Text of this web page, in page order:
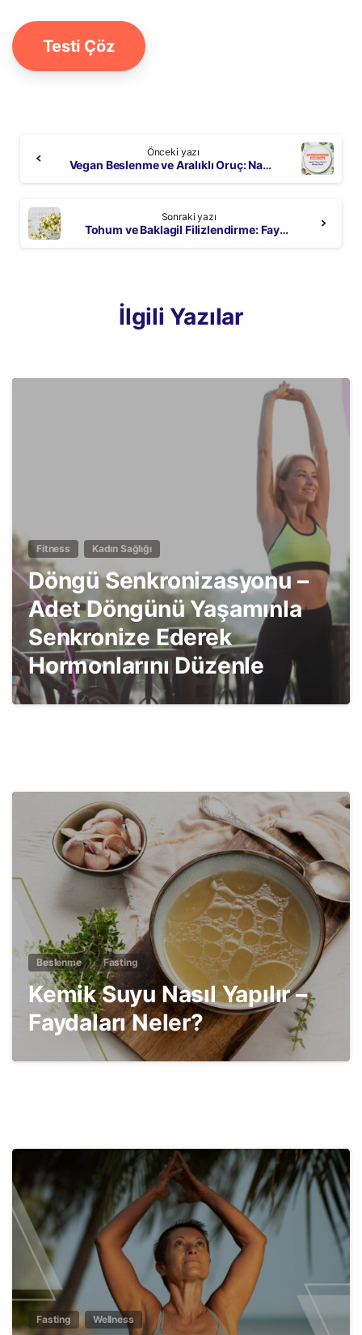
Testi Çöz
Reading
Önceki yazı
Vegan Beslenme ve Aralıklı Oruç: Nasıl Yapılır? Örnek Menü
Sonraki yazı
Tohum ve Baklagil Filizlendirme: Faydaları ve Evde Yapılışı
İlgili Yazılar
Fitness Kadın Sağlığı
Döngü Senkronizasyonu –
Adet Döngünü Yaşamınla
Senkronize Ederek
Hormonlarını Düzenle
2
Beslenme Fasting
Kemik Suyu Nasıl Yapılır –
Faydaları Neler?
7
Fasting Wellness